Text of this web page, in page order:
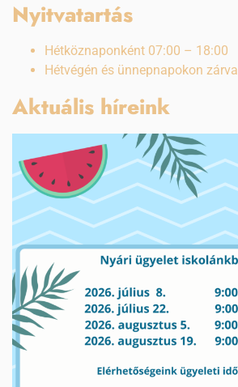
Nyitvatartás
Hétköznaponként 07:00 – 18:00
Hétvégén és ünnepnapokon zárva
Aktuális híreink